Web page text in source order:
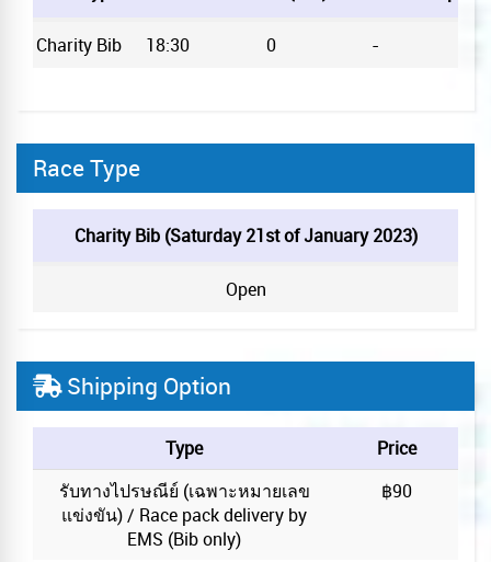
Charity Bib 18:30 0 -
Race Type
Charity Bib (Saturday 21st of January 2023)
Open
Shipping Option
Type
Price
รับทางไปรษณีย์ (เฉพาะหมายเลข
แข่งขัน) / Race pack delivery by
EMS (Bib only)
฿90